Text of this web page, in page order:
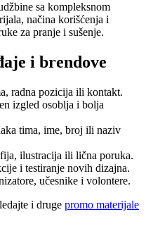
sa kompleksnom
načina korišćenja i
za pranje i sušenje.
i brendove
radna pozicija ili kontakt.
izgled osoblja i bolja
tima, ime, broj ili naziv
ilustracija ili lična poruka.
i testiranje novih dizajna.
učesnike i volontere.
i druge promo materijale